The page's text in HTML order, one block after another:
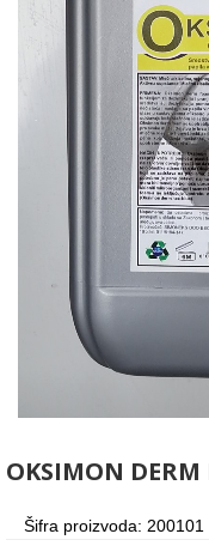
OKSIMON DERM
Šifra proizvoda: 200101